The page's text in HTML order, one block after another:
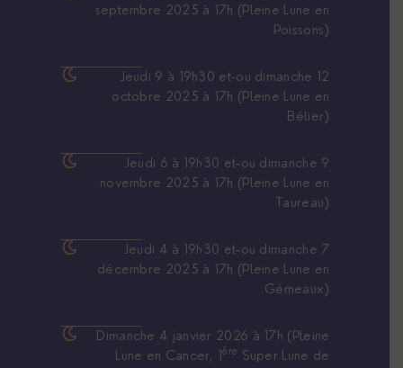
septembre 2025 à 17h (Pleine Lune en
Poissons)
Jeudi 9 à 19h30 et-ou dimanche 12
octobre 2025 à 17h (Pleine Lune en
Bélier)
Jeudi 6 à 19h30 et-ou dimanche 9
novembre 2025 à 17h (Pleine Lune en
Taureau)
Jeudi 4 à 19h30 et-ou dimanche 7
décembre 2025 à 17h (Pleine Lune en
Gémeaux)
Dimanche 4 janvier 2026 à 17h (Pleine
Lune en Cancer, 1ère Super Lune de